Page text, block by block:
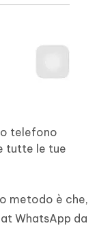
telefono
tutte le tue
metodo è che,
WhatsApp da